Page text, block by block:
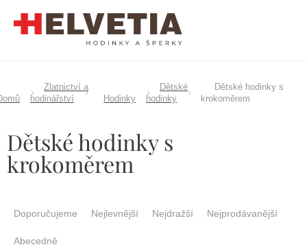
Zlatnictví a
hodinářství
Hodinky
Dětské
hodinky
Dětské hodinky s
krokoměrem
Dětské hodinky s
krokoměrem
Doporučujeme Nejlevnější Nejdražší Nejprodávanější
Abecedně